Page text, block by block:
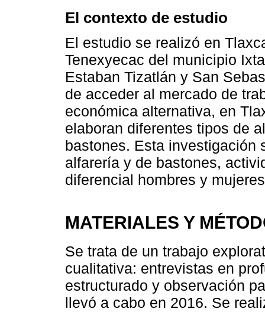
El contexto de estudio
El estudio se realizó en
Tenexyecac del municipio
Estaban Tizatlán y San
de acceder al mercado de
económica alternativa, en
elaboran diferentes tipos de
bastones. Esta investigación
alfarería y de bastones,
diferencial hombres y
MATERIALES Y
Se trata de un trabajo
cualitativa: entrevistas en
estructurado y observación
llevó a cabo en 2016. Se